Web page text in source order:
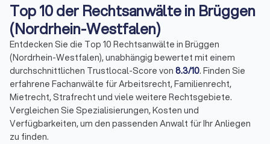
Top 10 der Rechtsanwälte in Brüggen
(Nordrhein-Westfalen)
Entdecken Sie die Top 10 Rechtsanwälte in Brüggen
(Nordrhein-Westfalen), unabhängig bewertet mit einem
durchschnittlichen Trustlocal-Score von 8.3/10. Finden Sie
erfahrene Fachanwälte für Arbeitsrecht, Familienrecht,
Mietrecht, Strafrecht und viele weitere Rechtsgebiete.
Vergleichen Sie Spezialisierungen, Kosten und
Verfügbarkeiten, um den passenden Anwalt für Ihr Anliegen
zu finden.